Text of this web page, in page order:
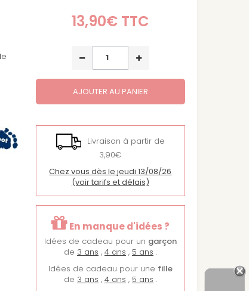
13,90€TTC
AJOUTER AU PANIER
Livraison à partir de
3,90€
Chez vous dès le jeudi 13/08/26
(voir tarifs et délais)
En manque d'idées ?
Idées de cadeau pour un garçon
de 3 ans , 4 ans , 5 ans .
Idées de cadeau pour une fille
de 3 ans , 4 ans , 5 ans .